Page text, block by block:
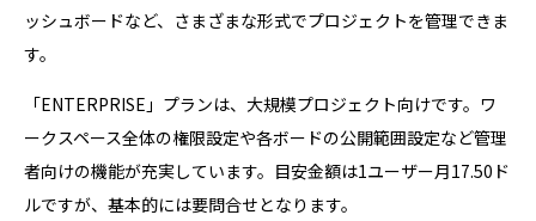
ッシュボードなど、さまざまな形式でプロジェクトを管理できま
す。
「ENTERPRISE」プランは、大規模プロジェクト向けです。ワ
ークスペース全体の権限設定や各ボードの公開範囲設定など管理
者向けの機能が充実しています。目安金額は1ユーザー月17.50ド
ルですが、基本的には要問合せとなります。